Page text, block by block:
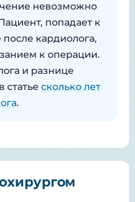
невозможно
попадает к
кардиолога,
к операции.
и разнице
статье сколько лет
.